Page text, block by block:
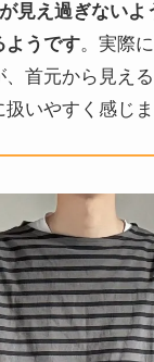
見え過ぎないよ
ようです。実際
、首元から見え
いやすく感じま